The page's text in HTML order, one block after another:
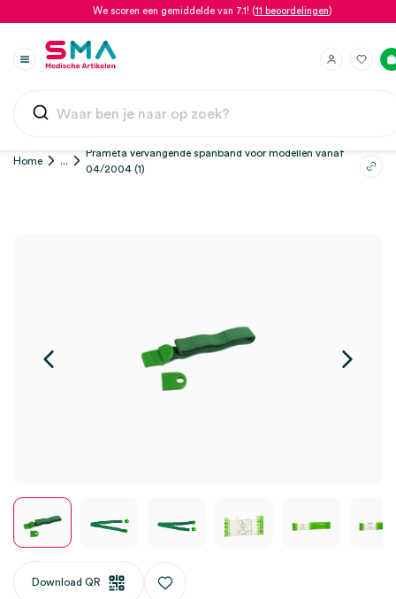
We scoren een gemiddelde van 7.1! (11 beoordelingen)
Home ...
Prämeta vervangende spanband voor modellen vanaf
04/2004 (1)
Download QR